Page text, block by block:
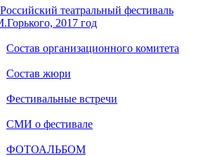
театральный фестиваль
2017 год
Состав организационного комитета
Состав жюри
Фестивальные встречи
СМИ о фестивале
ФОТОАЛЬБОМ